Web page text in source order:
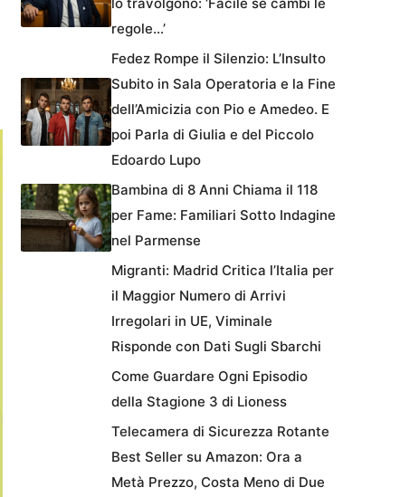
regole…’
Fedez Rompe il Silenzio: L’Insulto
Subito in Sala Operatoria e la Fine
dell’Amicizia con Pio e Amedeo. E
poi Parla di Giulia e del Piccolo
Edoardo Lupo
Bambina di 8 Anni Chiama il 118
per Fame: Familiari Sotto Indagine
nel Parmense
Migranti: Madrid Critica l’Italia per
il Maggior Numero di Arrivi
Irregolari in UE, Viminale
Risponde con Dati Sugli Sbarchi
Come Guardare Ogni Episodio
della Stagione 3 di Lioness
Telecamera di Sicurezza Rotante
Best Seller su Amazon: Ora a
Metà Prezzo, Costa Meno di Due